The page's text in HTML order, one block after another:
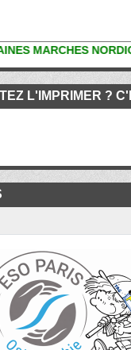
NORDIQUES
L'IMPRIMER ?